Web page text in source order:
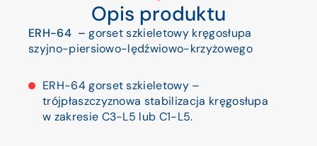
Opis produktu
ERH-64 –gorset szkieletowy kręgosłupa
szyjno-piersiowo-lędźwiowo-krzyżowego
ERH-64 gorset szkieletowy –
trójpłaszczyznowa stabilizacja kręgosłupa
w zakresie C3-L5 lub C1-L5.